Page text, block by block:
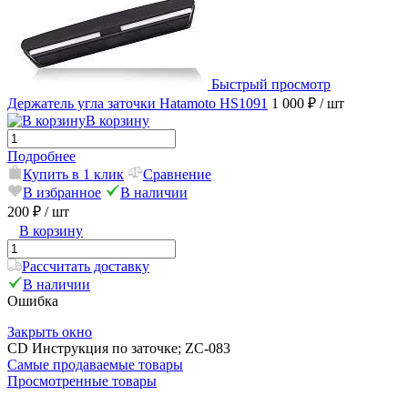
Быстрый просмотр
Держатель угла заточки Hatamoto HS1091 1 000 ₽ / шт
В корзину
Подробнее
Купить в 1 клик
Сравнение
В избранное
В наличии
200 ₽ / шт
В корзину
Рассчитать доставку
В наличии
Ошибка
Закрыть окно
CD Инструкция по заточке; ZC-083
Самые продаваемые товары
Просмотренные товары